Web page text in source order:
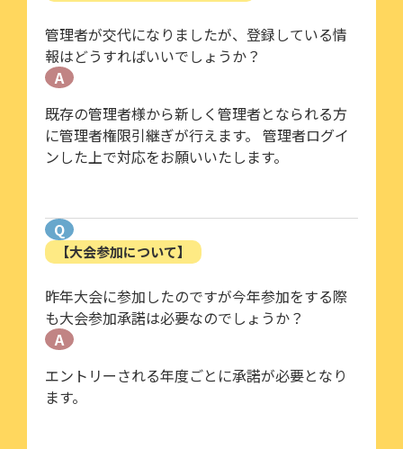
管理者が交代になりましたが、登録している情
報はどうすればいいでしょうか？
A
既存の管理者様から新しく管理者となられる方
に管理者権限引継ぎが行えます。 管理者ログイ
ンした上で対応をお願いいたします。
Q
【大会参加について】
昨年大会に参加したのですが今年参加をする際
も大会参加承諾は必要なのでしょうか？
A
エントリーされる年度ごとに承諾が必要となり
ます。